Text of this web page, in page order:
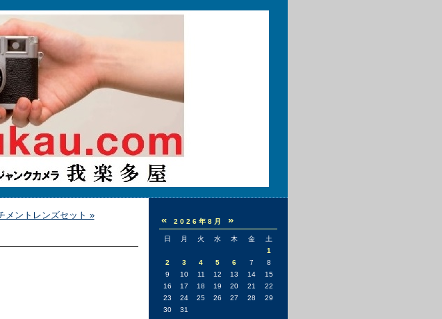
メントレンズセット » « 2026年8月 »
日 月 火 水 木 金
土
1
2
3 4 5 6 7
8
9
10 11 12 13 14
15
16
17 18 19 20 21
22
23
24 25 26 27 28
29
30
31